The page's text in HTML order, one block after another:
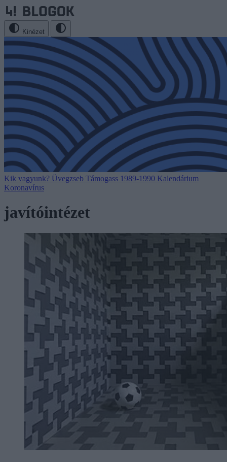
Kinézet
Kik vagyunk? Üvegzseb Támogass 1989-1990 Kalendárium
Koronavírus
javítóintézet